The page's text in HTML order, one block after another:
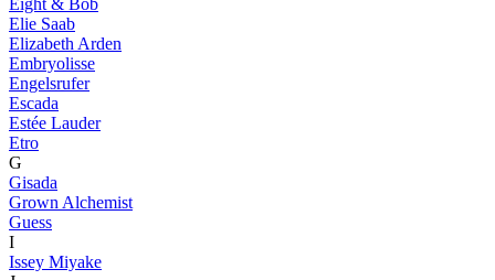
Eight & Bob
Elie Saab
Elizabeth Arden
Embryolisse
Engelsrufer
Escada
Estée Lauder
Etro
G
Gisada
Grown Alchemist
Guess
I
Issey Miyake